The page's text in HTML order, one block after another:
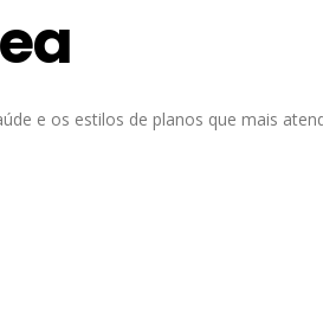
e os estilos de planos que mais